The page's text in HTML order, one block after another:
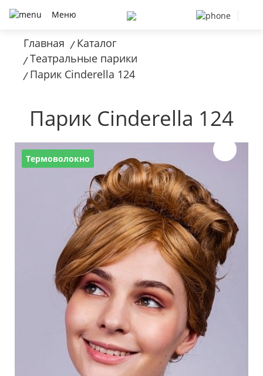
Меню
Главная / Каталог
/ Театральные парики
/ Парик Cinderella 124
Парик Cinderella 124
Термоволокно